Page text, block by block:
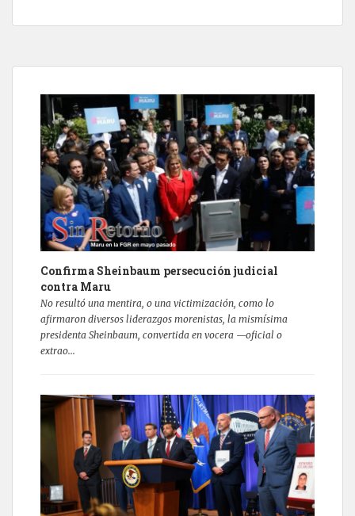
Confirma Sheinbaum persecución judicial
contra Maru
No resultó una mentira, o una victimización, como lo
afirmaron diversos liderazgos morenistas, la mismísima
presidenta Sheinbaum, convertida en vocera —oficial o
extrao...